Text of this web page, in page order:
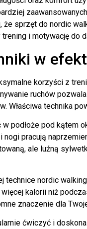
że sprzęt do nordic
i motywację do
w
korzyści z
ruchów
Właściwa technika
w podłoże pod kątem
nogi pracują
ale luźną
technice nordic
kalorii niż
znaczenie dla
ćwiczyć i